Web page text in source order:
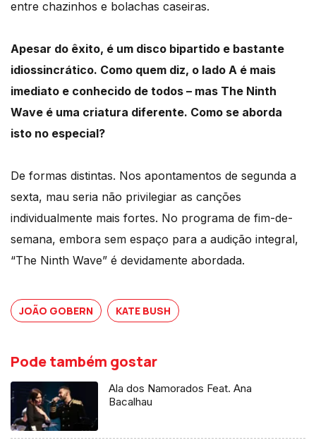
entre chazinhos e bolachas caseiras.
Apesar do êxito, é um disco bipartido e bastante
idiossincrático. Como quem diz, o lado A é mais
imediato e conhecido de todos – mas The Ninth
Wave é uma criatura diferente. Como se aborda
isto no especial?
De formas distintas. Nos apontamentos de segunda a
sexta, mau seria não privilegiar as canções
individualmente mais fortes. No programa de fim-de-
semana, embora sem espaço para a audição integral,
“The Ninth Wave” é devidamente abordada.
JOÃO GOBERN KATE BUSH
Pode também gostar
Ala dos Namorados Feat. Ana
Bacalhau